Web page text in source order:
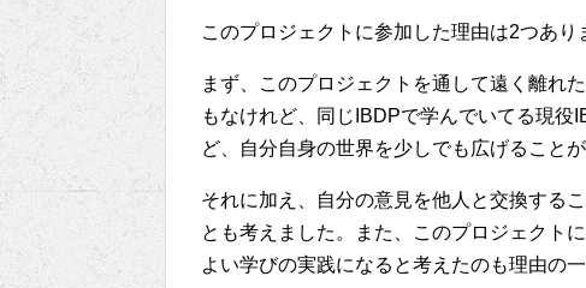
このプロジェクトに参加した理由は2つあり
まず、このプロジェクトを通して遠く離れ
もなけれど、同じIBDPで学んでいてる現
ど、自分自身の世界を少しでも広げること
それに加え、自分の意見を他人と交換する
とも考えました。また、このプロジェクト
よい学びの実践になると考えたのも理由の一